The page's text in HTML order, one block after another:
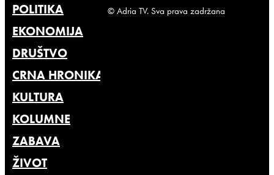
POLITIKA
EKONOMIJA
DRUŠTVO
CRNA HRONIKA
KULTURA
KOLUMNE
ZABAVA
ŽIVOT
© Adria TV. Sva prava zadržana